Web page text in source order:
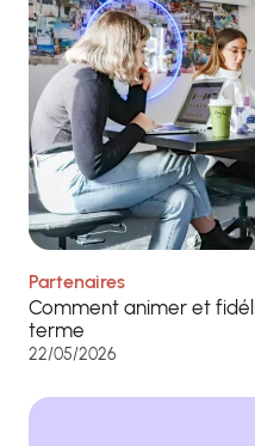
Partenaires
Comment animer et
terme
22/05/2026